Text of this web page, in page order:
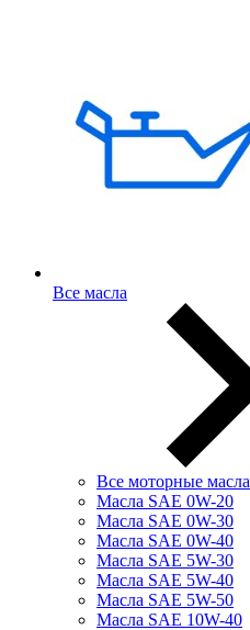
Все масла
Все моторные масла
Масла SAE 0W-20
Масла SAE 0W-30
Масла SAE 0W-40
Масла SAE 5W-30
Масла SAE 5W-40
Масла SAE 5W-50
Масла SAE 10W-40